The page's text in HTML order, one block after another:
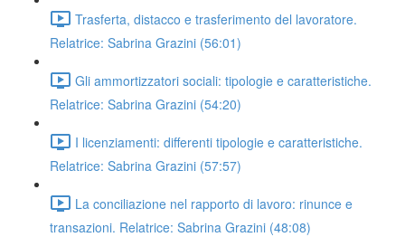
Trasferta, distacco e trasferimento del lavoratore.
Relatrice: Sabrina Grazini (56:01)
Gli ammortizzatori sociali: tipologie e caratteristiche.
Relatrice: Sabrina Grazini (54:20)
I licenziamenti: differenti tipologie e caratteristiche.
Relatrice: Sabrina Grazini (57:57)
La conciliazione nel rapporto di lavoro: rinunce e
transazioni. Relatrice: Sabrina Grazini (48:08)